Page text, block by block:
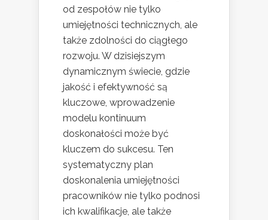
od zespołów nie tylko
umiejętności technicznych, ale
także zdolności do ciągłego
rozwoju. W dzisiejszym
dynamicznym świecie, gdzie
jakość i efektywność są
kluczowe, wprowadzenie
modelu kontinuum
doskonałości może być
kluczem do sukcesu. Ten
systematyczny plan
doskonalenia umiejętności
pracowników nie tylko podnosi
ich kwalifikacje, ale także